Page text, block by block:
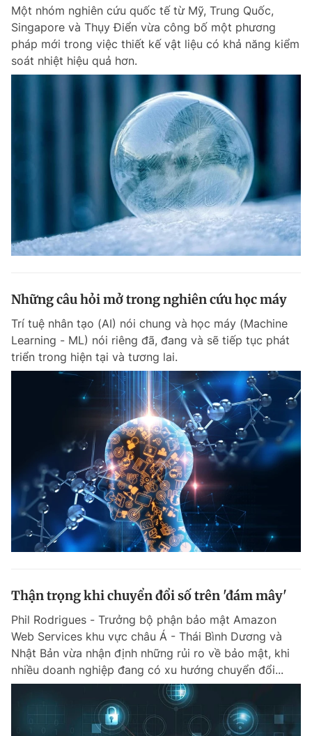
Liên hệ quảng cáo
0908 780 404
Đặt báo Quảng cáo RSS Tòa soạn Chính sách bảo
Phó tổng biên tập thường trực: Hải Thành
Phó tổng biên tập: Lâm Hiếu Dũng
Phó tổng biên tập: Trần Việt Hưng
Tổng thư ký tòa soạn: Đức Trung
Giấy phép xuất bản số 110/GP - BTTTT cấp ngày 24.3.2020
© 2003-2026 Bản quyền thuộc về Báo Thanh Niên. Cấm sao chép
dưới mọi hình thức nếu không có sự chấp thuận bằng văn bản.
Phát triển bởi ePi Technologies, JSC.
Một nhóm nghiên cứu quốc tế từ Mỹ, Trung Quốc,
Singapore và Thụy Điển vừa công bố một phương
pháp mới trong việc thiết kế vật liệu có khả năng kiểm
soát nhiệt hiệu quả hơn.
Những câu hỏi mở trong nghiên cứu học máy
Trí tuệ nhân tạo (AI) nói chung và học máy (Machine
Learning - ML) nói riêng đã, đang và sẽ tiếp tục phát
triển trong hiện tại và tương lai.
Thận trọng khi chuyển đổi số trên 'đám mây'
Phil Rodrigues - Trưởng bộ phận bảo mật Amazon
Web Services khu vực châu Á - Thái Bình Dương và
Nhật Bản vừa nhận định những rủi ro về bảo mật, khi
nhiều doanh nghiệp đang có xu hướng chuyển đổi...